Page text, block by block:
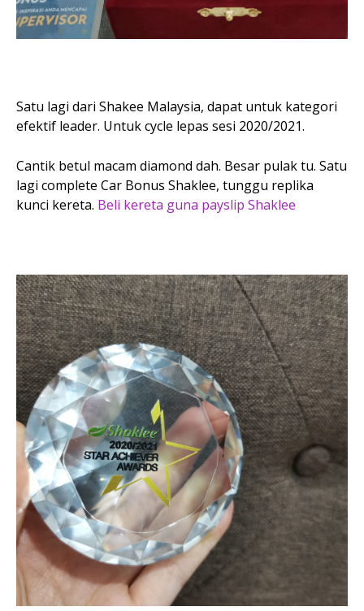
Satu lagi dari Shakee Malaysia, dapat untuk kategori
efektif leader. Untuk cycle lepas sesi 2020/2021.
Cantik betul macam diamond dah. Besar pulak tu. Satu
lagi complete Car Bonus Shaklee, tunggu replika
kunci kereta. Beli kereta guna payslip Shaklee